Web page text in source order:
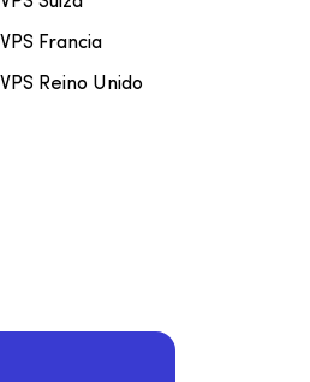
VPS Francia
VPS Reino Unido